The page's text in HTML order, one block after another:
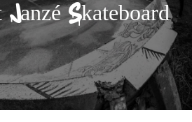
Skateboard